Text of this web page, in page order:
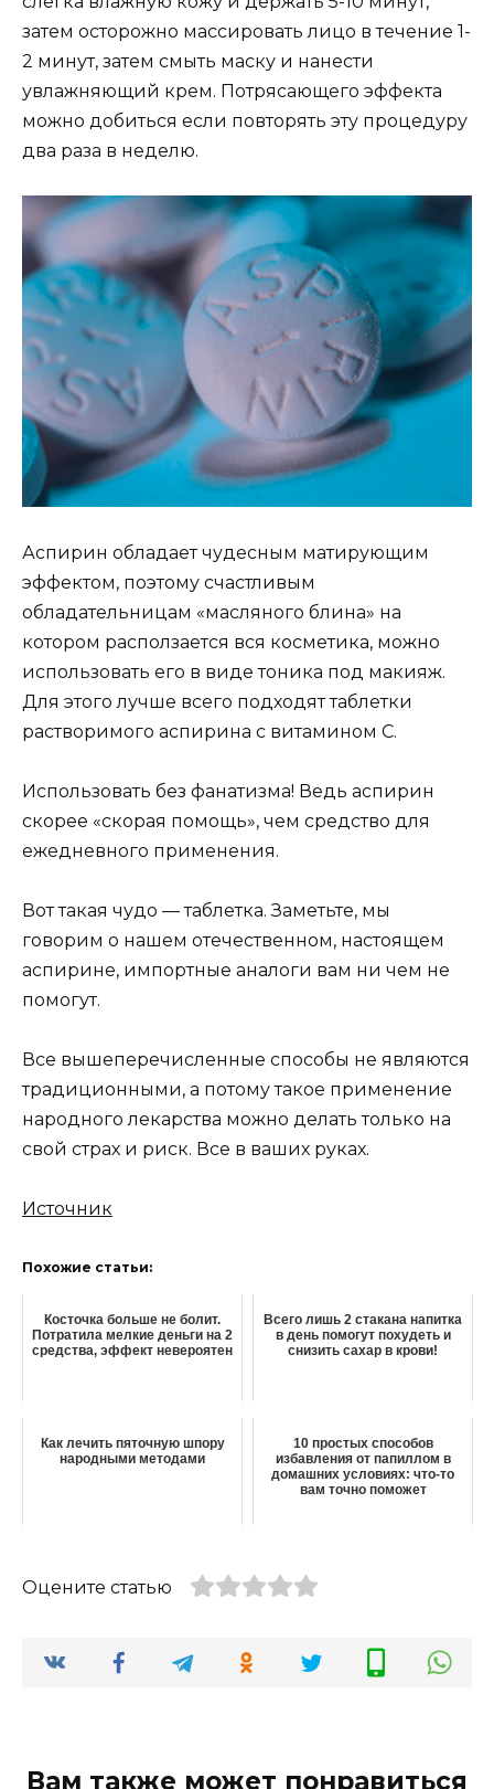
затем осторожно массировать лицо в течение 1-
2 минут, затем смыть маску и нанести
увлажняющий крем. Потрясающего эффекта
можно добиться если повторять эту процедуру
два раза в неделю.
Аспирин обладает чудесным матирующим
эффектом, поэтому счастливым
обладательницам «масляного блина» на
котором расползается вся косметика, можно
использовать его в виде тоника под макияж.
Для этого лучше всего подходят таблетки
растворимого аспирина с витамином С.
Использовать без фанатизма! Ведь аспирин
скорее «скорая помощь», чем средство для
ежедневного применения.
Вот такая чудо — таблетка. Заметьте, мы
говорим о нашем отечественном, настоящем
аспирине, импортные аналоги вам ни чем не
помогут.
Все вышеперечисленные способы не являются
традиционными, а потому такое применение
народного лекарства можно делать только на
свой страх и риск. Все в ваших руках.
Источник
Похожие статьи:
Косточка больше не болит.
Потратила мелкие деньги на 2
средства, эффект невероятен
Всего лишь 2 стакана напитка
в день помогут похудеть и
снизить сахар в крови!
Как лечить пяточную шпору
народными методами
10 простых способов
избавления от папиллом в
домашних условиях: что-то
вам точно поможет
Оцените статью
Вам также может понравиться